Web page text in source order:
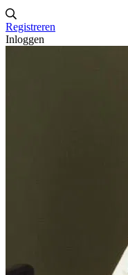
Registreren
Inloggen